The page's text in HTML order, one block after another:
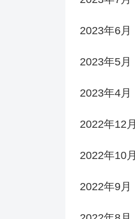
2023年6月
2023年5月
2023年4月
2022年12月
2022年10月
2022年9月